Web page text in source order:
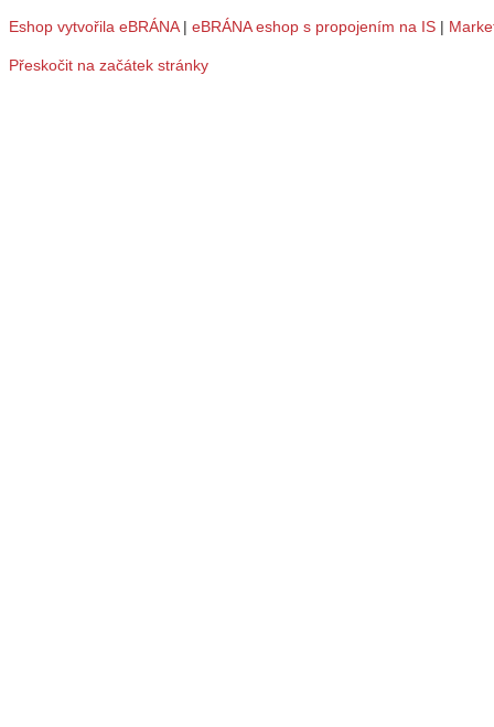
Eshop vytvořila eBRÁNA| eBRÁNA eshop s propojením na IS |
Přeskočit na začátek stránky